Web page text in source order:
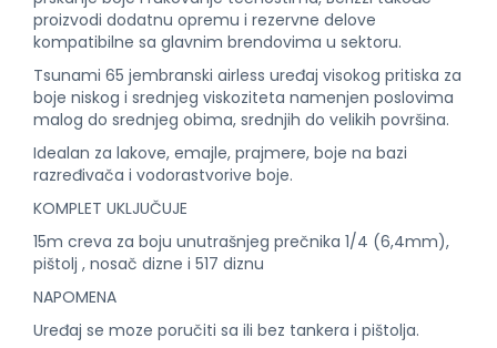
proizvodi dodatnu opremu i rezervne delove
kompatibilne sa glavnim brendovima u sektoru.
Tsunami 65 jembranski airless uređaj visokog pritiska za
boje niskog i srednjeg viskoziteta namenjen poslovima
malog do srednjeg obima, srednjih do velikih površina.
Idealan za lakove, emajle, prajmere, boje na bazi
razređivača i vodorastvorive boje.
KOMPLET UKLJUČUJE
15m creva za boju unutrašnjeg prečnika 1/4 (6,4mm),
pištolj , nosač dizne i 517 diznu
NAPOMENA
Uređaj se moze poručiti sa ili bez tankera i pištolja.